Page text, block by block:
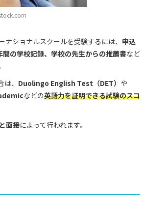
ナショナルスクールを受験するには、 申込
の学校記録、学校の先生からの推薦書など
、 Duolingo English Test（DET） や
などの英語力を証明できる試験のスコ
面接によって行われます。